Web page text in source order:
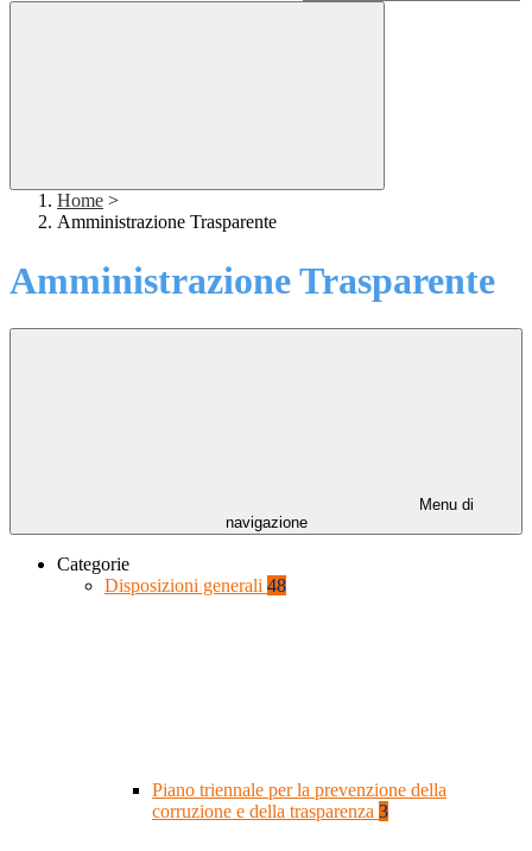
Home >
Amministrazione Trasparente
Amministrazione Trasparente
Menu di
navigazione
Categorie
Disposizioni generali 48
Piano triennale per la prevenzione della
corruzione e della trasparenza 3